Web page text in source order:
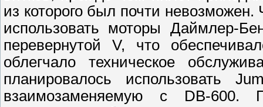
из которого был почти невозможен.
использовать моторы Даймлер-
перевернутой V, что
облегчало техническое
планировалось использовать
взаимозаменяемую с DB-600.